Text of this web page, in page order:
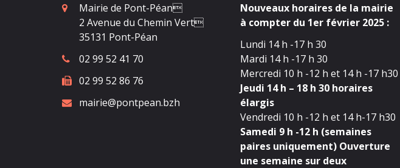
Mairie de Pont-Péan
2 Avenue du Chemin Vert
35131 Pont-Péan
02 99 52 41 70
02 99 52 86 76
mairie@pontpean.bzh
Nouveaux horaires de la mairie
à compter du 1er février 2025 :
Lundi 14 h -17 h 30
Mardi 14 h -17 h 30
Mercredi 10 h -12 h et 14 h -17 h30
Jeudi 14 h – 18 h 30 horaires
élargis
Vendredi 10 h -12 h et 14 h-17 h30
Samedi 9 h -12 h (semaines
paires uniquement) Ouverture
une semaine sur deux